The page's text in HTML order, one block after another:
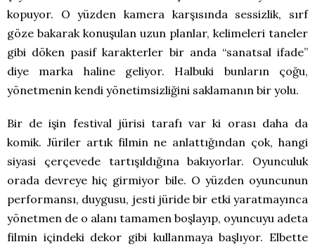
kopuyor. O yüzden kamera karşısında sessizlik, sırf
göze bakarak konuşulan uzun planlar, kelimeleri taneler
gibi döken pasif karakterler bir anda “sanatsal ifade”
diye marka haline geliyor. Halbuki bunların çoğu,
yönetmenin kendi yönetimsizliğini saklamanın bir yolu.
Bir de işin festival jürisi tarafı var ki orası daha da
komik. Jüriler artık filmin ne anlattığından çok, hangi
siyasi çerçevede tartışıldığına bakıyorlar. Oyunculuk
orada devreye hiç girmiyor bile. O yüzden oyuncunun
performansı, duygusu, jesti jüride bir etki yaratmayınca
yönetmen de o alanı tamamen boşlayıp, oyuncuyu adeta
filmin içindeki dekor gibi kullanmaya başlıyor. Elbette